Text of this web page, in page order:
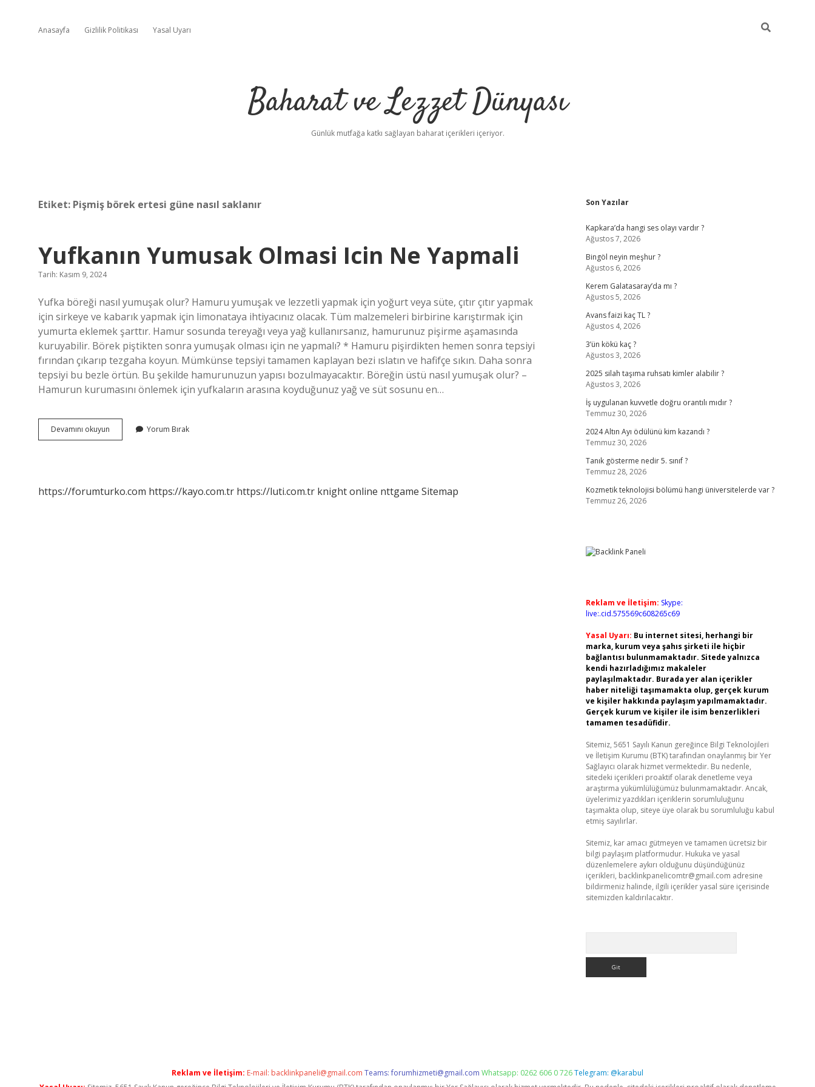
Anasayfa Gizlilik Politikası Yasal Uyarı
Baharat ve Lezzet Dünyası
Günlük mutfağa katkı sağlayan baharat içerikleri içeriyor.
Etiket: Pişmiş börek ertesi güne nasıl saklanır
Yufkanın Yumusak Olmasi Icin Ne Yapmali
Tarih: Kasım 9, 2024
Yufka böreği nasıl yumuşak olur? Hamuru yumuşak ve lezzetli yapmak için yoğurt veya süte, çıtır çıtır yapmak
için sirkeye ve kabarık yapmak için limonataya ihtiyacınız olacak. Tüm malzemeleri birbirine karıştırmak için
yumurta eklemek şarttır. Hamur sosunda tereyağı veya yağ kullanırsanız, hamurunuz pişirme aşamasında
kuruyabilir. Börek piştikten sonra yumuşak olması için ne yapmalı? * Hamuru pişirdikten hemen sonra tepsiyi
fırından çıkarıp tezgaha koyun. Mümkünse tepsiyi tamamen kaplayan bezi ıslatın ve hafifçe sıkın. Daha sonra
tepsiyi bu bezle örtün. Bu şekilde hamurunuzun yapısı bozulmayacaktır. Böreğin üstü nasıl yumuşak olur? –
Hamurun kurumasını önlemek için yufkaların arasına koyduğunuz yağ ve süt sosunu en…
Devamını okuyun Yufkanın
Yumusak
Yorum Bırak
https://forumturko.com https://kayo.com.tr https://luti.com.tr knight online nttgame Sitemap
Sidebar
Son Yazılar
Kapkara’da hangi ses olayı vardır ?
Ağustos 7, 2026
Bingöl neyin meşhur ?
Ağustos 6, 2026
Kerem Galatasaray’da mı ?
Ağustos 5, 2026
Avans faizi kaç TL ?
Ağustos 4, 2026
3’ün kökü kaç ?
Ağustos 3, 2026
2025 silah taşıma ruhsatı kimler alabilir ?
Ağustos 3, 2026
İş uygulanan kuvvetle doğru orantılı mıdır ?
Temmuz 30, 2026
2024 Altın Ayı ödülünü kim kazandı ?
Temmuz 30, 2026
Tanık gösterme nedir 5. sınıf ?
Temmuz 28, 2026
Kozmetik teknolojisi bölümü hangi üniversitelerde var ?
Temmuz 26, 2026
Reklam ve İletişim: Skype:
live:.cid.575569c608265c69
Yasal Uyarı: Bu internet sitesi, herhangi bir
marka, kurum veya şahıs şirketi ile hiçbir
bağlantısı bulunmamaktadır. Sitede yalnızca
kendi hazırladığımız makaleler
paylaşılmaktadır. Burada yer alan içerikler
haber niteliği taşımamakta olup, gerçek kurum
ve kişiler hakkında paylaşım yapılmamaktadır.
Gerçek kurum ve kişiler ile isim benzerlikleri
tamamen tesadüfidir.
Sitemiz, 5651 Sayılı Kanun gereğince Bilgi Teknolojileri
ve İletişim Kurumu (BTK) tarafından onaylanmış bir Yer
Sağlayıcı olarak hizmet vermektedir. Bu nedenle,
sitedeki içerikleri proaktif olarak denetleme veya
araştırma yükümlülüğümüz bulunmamaktadır. Ancak,
üyelerimiz yazdıkları içeriklerin sorumluluğunu
taşımakta olup, siteye üye olarak bu sorumluluğu kabul
etmiş sayılırlar.
Sitemiz, kar amacı gütmeyen ve tamamen ücretsiz bir
bilgi paylaşım platformudur. Hukuka ve yasal
düzenlemelere aykırı olduğunu düşündüğünüz
içerikleri, backlinkpanelicomtr@gmail.com adresine
bildirmeniz halinde, ilgili içerikler yasal süre içerisinde
sitemizden kaldırılacaktır.
Reklam ve İletişim: E-mail: backlinkpaneli@gmail.com Teams:forumhizmeti@gmail.com Whatsapp: 0262 606 0 726Telegram: @karabul